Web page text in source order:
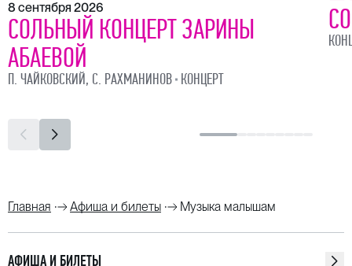
8 сентября 2026
СОЛЬНЫЙ КОНЦЕРТ ЗАРИНЫ
АБАЕВОЙ
П. ЧАЙКОВСКИЙ, С. РАХМАНИНОВ КОНЦЕРТ
Главная Афиша и билеты Музыка малышам
АФИША И БИЛЕТЫ